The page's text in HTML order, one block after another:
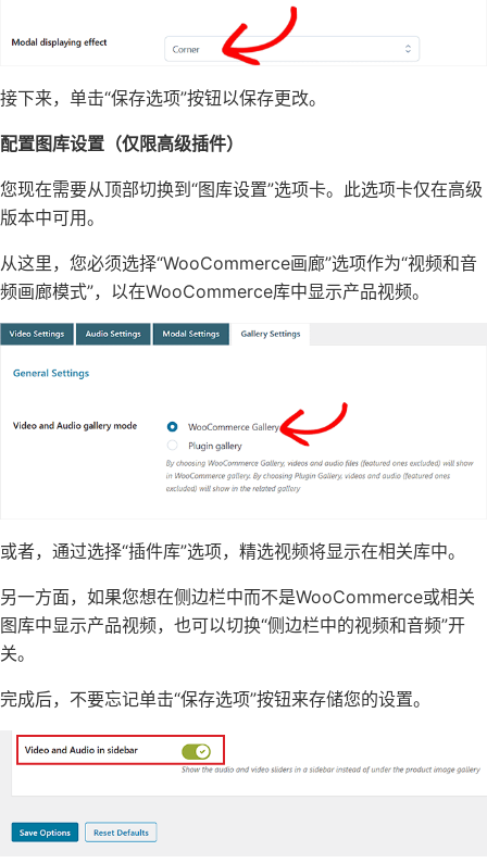
接下来，单击“保存选项”按钮以保存更改。
配置图库设置（仅限高级插件）
您现在需要从顶部切换到“图库设置”选项卡。此选项卡仅在高级
版本中可用。
从这里，您必须选择“WooCommerce画廊”选项作为“视频和音
频画廊模式”，以在WooCommerce库中显示产品视频。
或者，通过选择“插件库”选项，精选视频将显示在相关库中。
另一方面，如果您想在侧边栏中而不是WooCommerce或相关
图库中显示产品视频，也可以切换“侧边栏中的视频和音频”开
关。
完成后，不要忘记单击“保存选项”按钮来存储您的设置。